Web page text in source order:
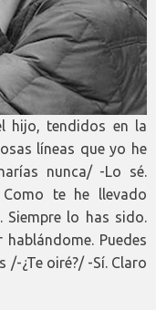
hijo, tendidos en la
líneas que yo he
nunca/ -Lo sé.
te he llevado
Siempre lo has sido.
Puedes
/-¿Te oiré?/ -Sí. Claro